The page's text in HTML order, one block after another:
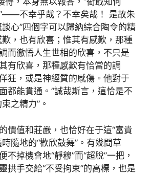
不幸乎哉？不幸矣哉！ 是故朱
心”四個字可以歸納綜合陶令的精
歎，也有欣喜；惟其有感歎，那種
而徹悟人生世相的欣喜，不只是
有欣喜，那種感歎有恰當的調
狂，或是神經質的感傷。他對于
都能貫通。”誠哉斯言，這恰是不
之精力”。
價值和莊嚴，也恰好在于這“富貴
隨地的“歡欣鼓舞”。有幾間草
不掉機會地“靜穆”而“超脫”一把，
拱手交給“不受拘束”的高標，也是